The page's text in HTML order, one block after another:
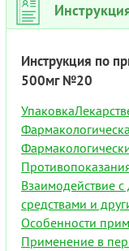
Инструкция по
500мг №20
Упаковка
Взаимодействие
средствами и
Особенности
Применение в